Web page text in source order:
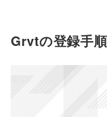
Grvtの登録手